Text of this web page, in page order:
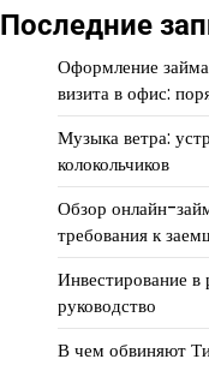
Последние
Оформление
визита в офис:
Музыка ветра:
колокольчиков
Обзор онлайн-
требования к
Инвестирование в
руководство
В чем обвиняют